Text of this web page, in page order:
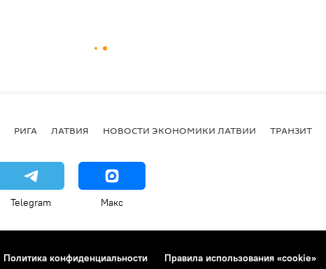
РИГА ЛАТВИЯ НОВОСТИ ЭКОНОМИКИ ЛАТВИИ ТРАНЗИТ
Telegram Макс
Политика конфиденциальности Правила использования «cookie»